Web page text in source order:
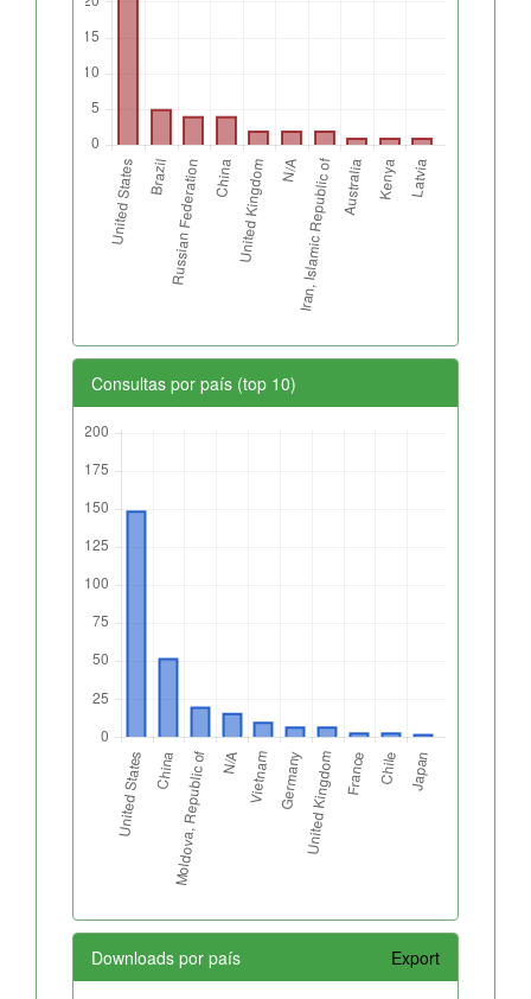
Consultas por país (top 10)
Downloads por país Export